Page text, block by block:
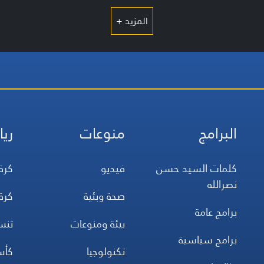
المزيد +
البرامج
كلمات السيد حسن
نصرالله
برامج عامة
برامج سياسية
منوعات
فيديو
صحة وبئية
بيئة ومنوعات
تكنولوجيا